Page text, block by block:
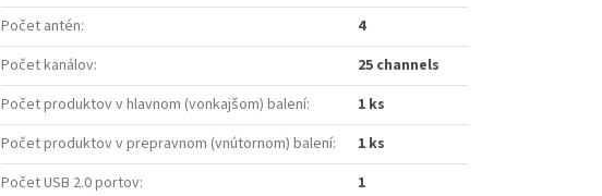
Počet antén:
4
Počet kanálov:
25 channels
Počet produktov v hlavnom (vonkajšom) balení:
1 ks
Počet produktov v prepravnom (vnútornom) balení:
1 ks
Počet USB 2.0 portov:
1